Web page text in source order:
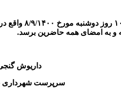
۵-جلسه ای
به امضای همه حاضرین برسد.